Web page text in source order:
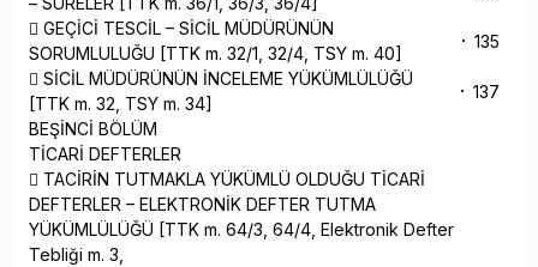
 GEÇİCİ TESCİL – SİCİL MÜDÜRÜNÜN
SORUMLULUĞU [TTK m. 32/1, 32/4, TSY m. 40]
135
 SİCİL MÜDÜRÜNÜN İNCELEME YÜKÜMLÜLÜĞÜ
[TTK m. 32, TSY m. 34]
137
BEŞİNCİ BÖLÜM
TİCARİ DEFTERLER
 TACİRİN TUTMAKLA YÜKÜMLÜ OLDUĞU TİCARİ
DEFTERLER – ELEKTRONİK DEFTER TUTMA
YÜKÜMLÜLÜĞÜ [TTK m. 64/3, 64/4, Elektronik Defter
Tebliği m. 3,